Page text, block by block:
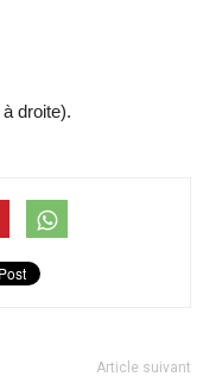
droite).
Article suivant